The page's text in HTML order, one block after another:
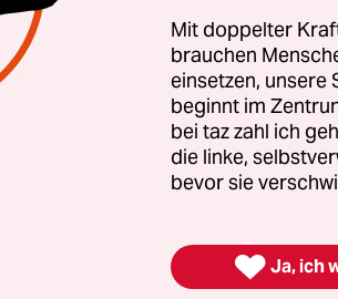
fetteste, dümmste Idiot, den
hab“, antwortet die
Livestream einen
umworben, den YouTuber, der
sie los, zwei langhaarige
Mit doppelter
brauchen
einsetzen, unsere
beginnt im
bei taz zahl ich
die linke,
bevor sie
 Ja, ich